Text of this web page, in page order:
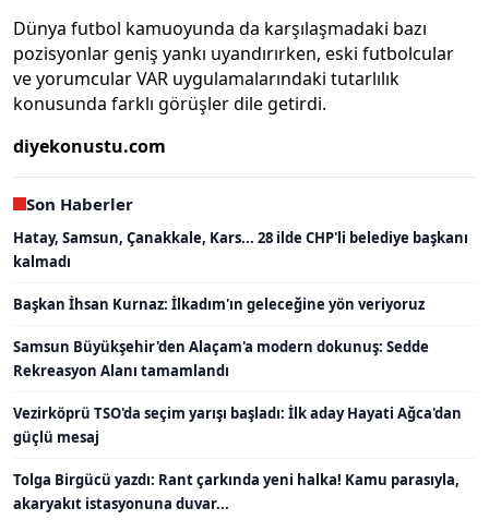
Dünya futbol kamuoyunda da karşılaşmadaki bazı
pozisyonlar geniş yankı uyandırırken, eski futbolcular
ve yorumcular VAR uygulamalarındaki tutarlılık
konusunda farklı görüşler dile getirdi.
diyekonustu.com
Son Haberler
Hatay, Samsun, Çanakkale, Kars... 28 ilde CHP'li belediye başkanı
kalmadı
Başkan İhsan Kurnaz: İlkadım'ın geleceğine yön veriyoruz
Samsun Büyükşehir'den Alaçam'a modern dokunuş: Sedde
Rekreasyon Alanı tamamlandı
Vezirköprü TSO'da seçim yarışı başladı: İlk aday Hayati Ağca'dan
güçlü mesaj
Tolga Birgücü yazdı: Rant çarkında yeni halka! Kamu parasıyla,
akaryakıt istasyonuna duvar...